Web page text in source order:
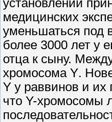
установлении
медицинских
уменьшаться под
более 3000 лет у
отца к сыну.
хромосома Y.
Y у раввинов и
что Y-хромосомы